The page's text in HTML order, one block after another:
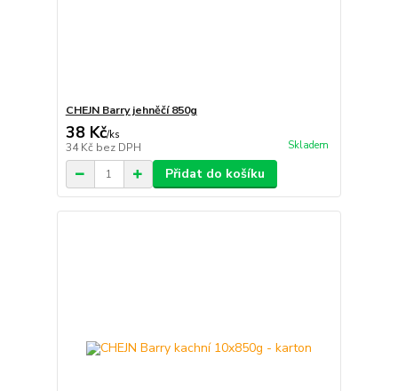
CHEJN Barry jehněčí 850g
38 Kč/ks
34 Kč bez DPH Skladem
Přidat do košíku